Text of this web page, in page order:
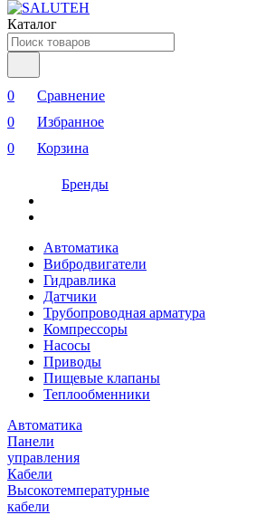
Каталог
0
Сравнение
0
Избранное
0
Корзина
Бренды
Автоматика
Вибродвигатели
Гидравлика
Датчики
Трубопроводная арматура
Компрессоры
Насосы
Приводы
Пищевые клапаны
Теплообменники
Автоматика
Панели
управления
Кабели
Высокотемпературные
кабели